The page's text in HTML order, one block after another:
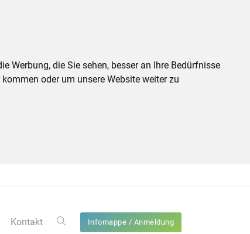
Werbung, die Sie sehen, besser an Ihre Bedürfnisse
oder um unsere Website weiter zu
Kontakt Infomappe / Anmeldung